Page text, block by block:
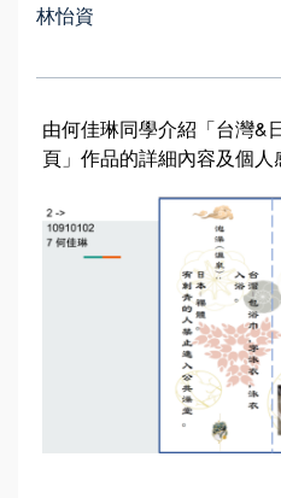
林怡資
由何佳琳同學介紹「台灣&
頁」作品的詳細內容及個人